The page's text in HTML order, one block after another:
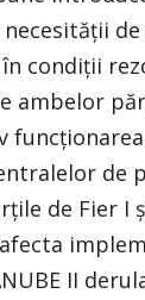
condiții
ambelor
de
de Fier I
II